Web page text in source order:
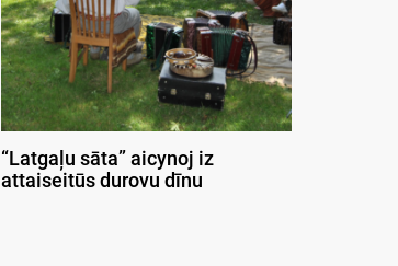
“Latgaļu sāta” aicynoj iz
attaiseitūs durovu dīnu